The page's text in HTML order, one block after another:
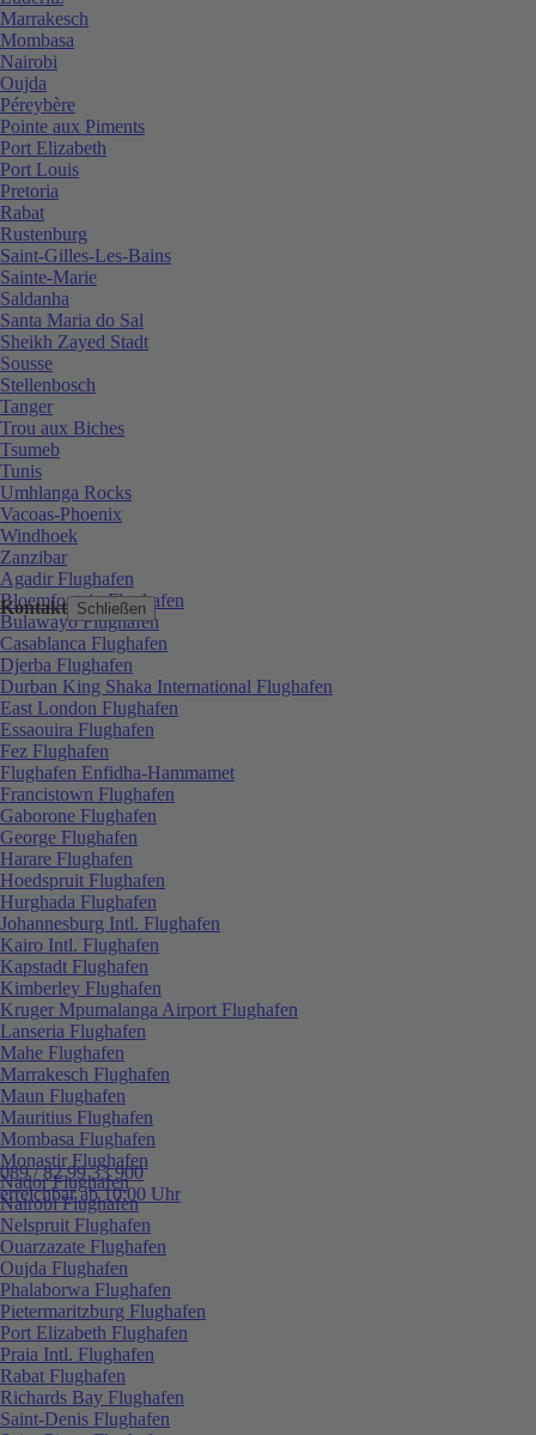
Kontakt Schließen
089 / 82 99 33 900
erreichbar ab 10:00 Uhr
Marrakesch
Mombasa
Nairobi
Oujda
Péreybère
Pointe aux Piments
Port Elizabeth
Port Louis
Pretoria
Rabat
Rustenburg
Saint-Gilles-Les-Bains
Sainte-Marie
Saldanha
Santa Maria do Sal
Sheikh Zayed Stadt
Sousse
Stellenbosch
Tanger
Trou aux Biches
Tsumeb
Tunis
Umhlanga Rocks
Vacoas-Phoenix
Windhoek
Zanzibar
Agadir Flughafen
Bloemfontein Flughafen
Bulawayo Flughafen
Casablanca Flughafen
Djerba Flughafen
Durban King Shaka International Flughafen
East London Flughafen
Essaouira Flughafen
Fez Flughafen
Flughafen Enfidha-Hammamet
Francistown Flughafen
Gaborone Flughafen
George Flughafen
Harare Flughafen
Hoedspruit Flughafen
Hurghada Flughafen
Johannesburg Intl. Flughafen
Kairo Intl. Flughafen
Kapstadt Flughafen
Kimberley Flughafen
Kruger Mpumalanga Airport Flughafen
Lanseria Flughafen
Mahe Flughafen
Marrakesch Flughafen
Maun Flughafen
Mauritius Flughafen
Mombasa Flughafen
Monastir Flughafen
Nador Flughafen
Nairobi Flughafen
Nelspruit Flughafen
Ouarzazate Flughafen
Oujda Flughafen
Phalaborwa Flughafen
Pietermaritzburg Flughafen
Port Elizabeth Flughafen
Praia Intl. Flughafen
Rabat Flughafen
Richards Bay Flughafen
Saint-Denis Flughafen